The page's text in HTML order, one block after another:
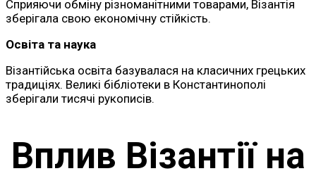
Сприяючи обміну різноманітними товарами, Візантія
зберігала свою економічну стійкість.
Освіта та наука
Візантійська освіта базувалася на класичних грецьких
традиціях. Великі бібліотеки в Константинополі
зберігали тисячі рукописів.
Вплив Візантії на